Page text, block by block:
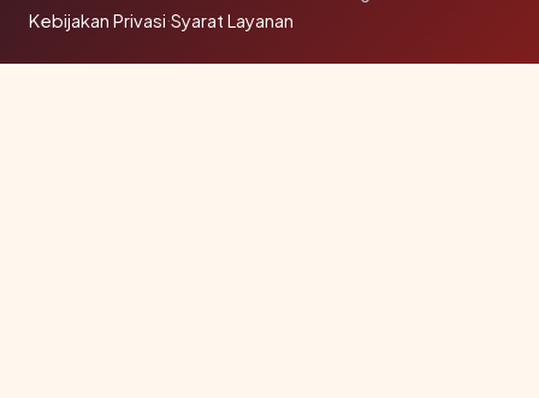
Kebijakan Privasi·Syarat Layanan